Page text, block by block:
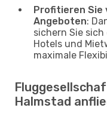
Profitieren Sie
Angeboten:
sichern Sie
Hotels und
maximale
Halmstad